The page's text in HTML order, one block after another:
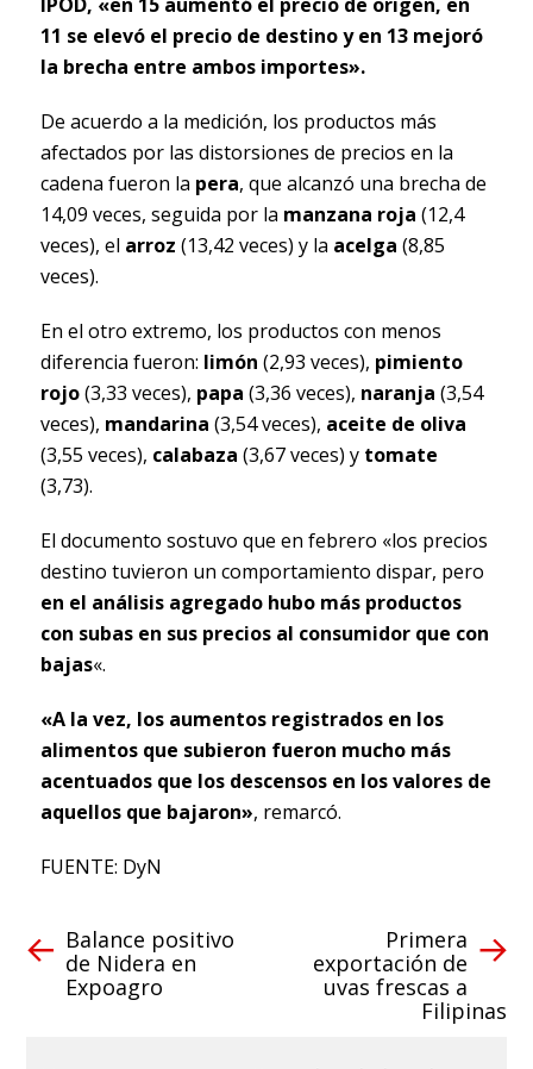
11 se elevó el precio de destino y en 13 mejoró
la brecha entre ambos importes».
De acuerdo a la medición, los productos más
afectados por las distorsiones de precios en la
cadena fueron la pera, que alcanzó una brecha de
14,09 veces, seguida por la manzana roja (12,4
veces), el arroz (13,42 veces) y la acelga (8,85
veces).
En el otro extremo, los productos con menos
diferencia fueron: limón (2,93 veces), pimiento
rojo(3,33 veces), papa (3,36 veces), naranja (3,54
veces), mandarina (3,54 veces), aceite de oliva
(3,55 veces), calabaza (3,67 veces) y tomate
(3,73).
El documento sostuvo que en febrero «los precios
destino tuvieron un comportamiento dispar, pero
en el análisis agregado hubo más productos
con subas en sus precios al consumidor que con
bajas«.
«A la vez, los aumentos registrados en los
alimentos que subieron fueron mucho más
acentuados que los descensos en los valores de
aquellos que bajaron», remarcó.
FUENTE: DyN
Balance positivo
de Nidera en
Expoagro
Primera
exportación de
uvas frescas a
Filipinas